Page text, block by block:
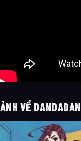
ẢNH VỀ DANDADAN